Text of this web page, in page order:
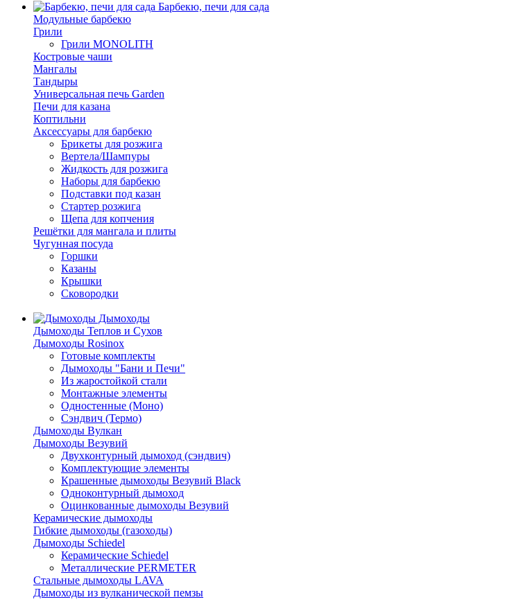
Барбекю, печи для сада
Модульные барбекю
Грили
Грили MONOLITH
Костровые чаши
Мангалы
Тандыры
Универсальная печь Garden
Печи для казана
Коптильни
Аксессуары для барбекю
Брикеты для розжига
Вертела/Шампуры
Жидкость для розжига
Наборы для барбекю
Подставки под казан
Стартер розжига
Щепа для копчения
Решётки для мангала и плиты
Чугунная посуда
Горшки
Казаны
Крышки
Сковородки
Дымоходы
Дымоходы Теплов и Сухов
Дымоходы Rosinox
Готовые комплекты
Дымоходы "Бани и Печи"
Из жаростойкой стали
Монтажные элементы
Одностенные (Моно)
Сэндвич (Термо)
Дымоходы Вулкан
Дымоходы Везувий
Двухконтурный дымоход (сэндвич)
Комплектующие элементы
Крашенные дымоходы Везувий Black
Одноконтурный дымоход
Оцинкованные дымоходы Везувий
Керамические дымоходы
Гибкие дымоходы (газоходы)
Дымоходы Schiedel
Керамические Schiedel
Металлические PERMETER
Стальные дымоходы LAVA
Дымоходы из вулканической пемзы